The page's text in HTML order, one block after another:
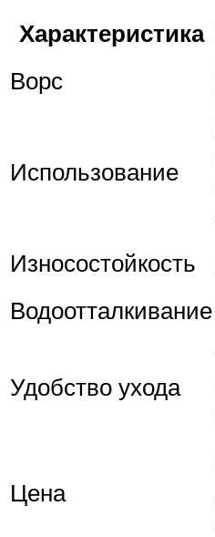
Характеристика
Ворс
Использование
Износостойкость
Водоотталкивание
Удобство ухода
Цена